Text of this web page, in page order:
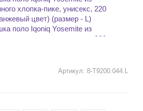
Артикул: 8-T9200.044.L